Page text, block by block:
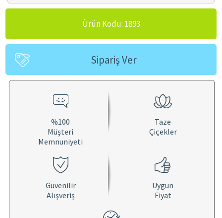
Ürün Kodu: 1893
Sipariş Ver
%100
Müşteri
Memnuniyeti
Taze
Çiçekler
Güvenilir
Alışveriş
Uygun
Fiyat